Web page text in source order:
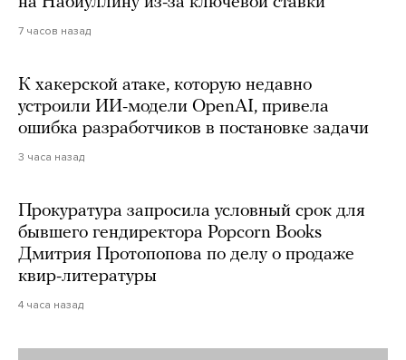
7 часов назад
К хакерской атаке, которую недавно
устроили ИИ-модели OpenAI, привела
ошибка разработчиков в постановке задачи
3 часа назад
Прокуратура запросила условный срок для
бывшего гендиректора Popcorn Books
Дмитрия Протопопова по делу о продаже
квир-литературы
4 часа назад